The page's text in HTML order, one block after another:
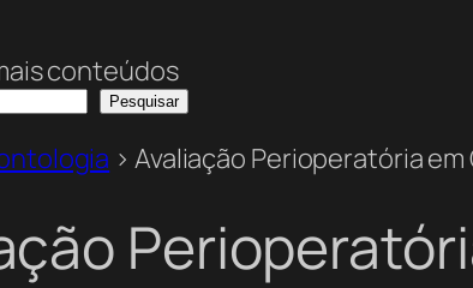
conteúdos
Pesquisar
> Avaliação Perioperatória